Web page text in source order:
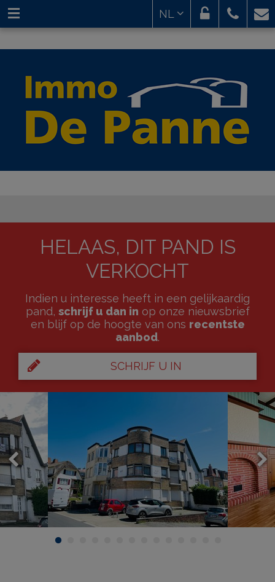
NL
HELAAS, DIT PAND IS
VERKOCHT
Indien u interesse heeft in een gelijkaardig
pand, schrijf u dan in op onze nieuwsbrief
en blijf op de hoogte van ons recentste
aanbod.
SCHRIJF U IN